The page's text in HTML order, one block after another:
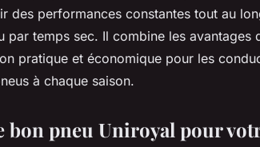
des performances constantes tout au
par temps sec. Il combine les avantages
pratique et économique pour les
à chaque saison.
bon pneu Uniroyal pour